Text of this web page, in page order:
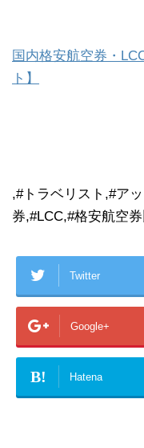
国内格安航空券・
ト】
,#トラベリスト,#ア
券,#LCC,#格安航空
Twitter
Google+
B! Hatena